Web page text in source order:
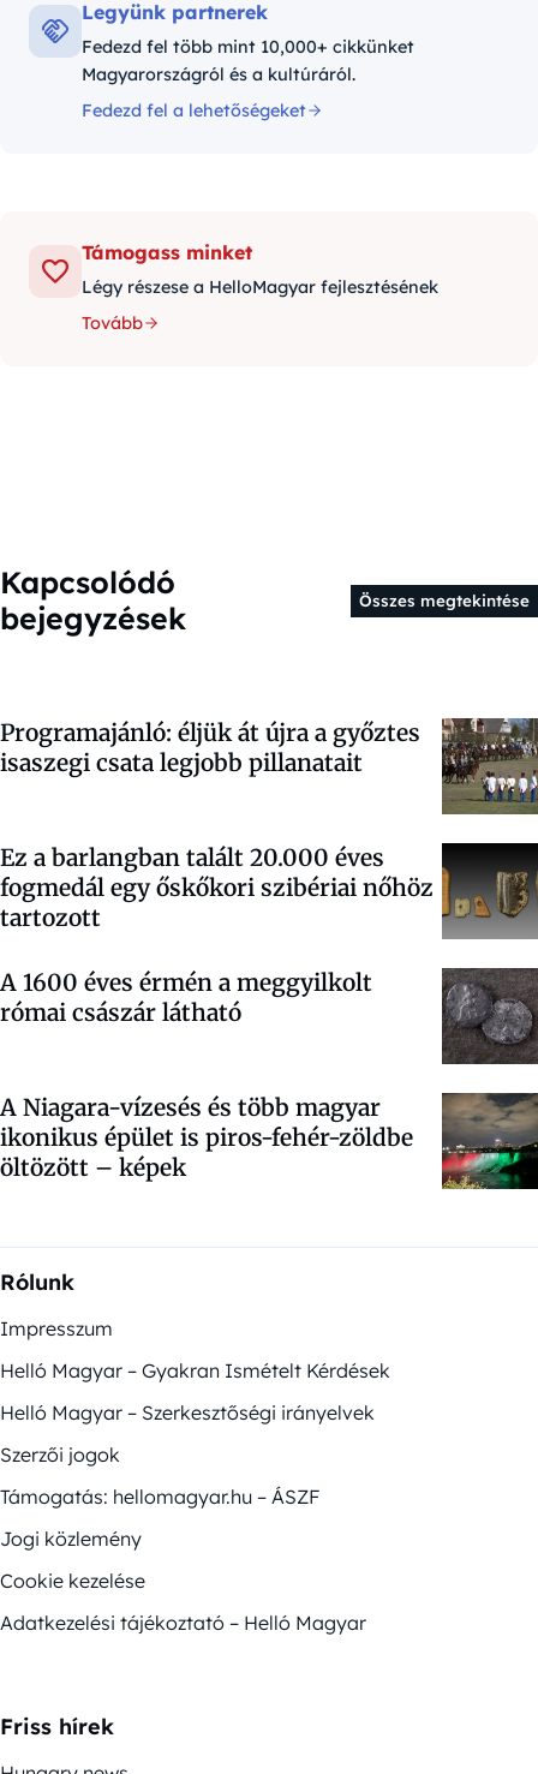
Legyünk partnerek
Fedezd fel több mint 10,000+ cikkünket
Magyarországról és a kultúráról.
Fedezd fel a lehetőségeket
Támogass minket
Légy részese a HelloMagyar fejlesztésének
Tovább
Kapcsolódó
bejegyzések
Összes megtekintése
Programajánló: éljük át újra a győztes
isaszegi csata legjobb pillanatait
Ez a barlangban talált 20.000 éves
fogmedál egy őskőkori szibériai nőhöz
tartozott
A 1600 éves érmén a meggyilkolt
római császár látható
A Niagara-vízesés és több magyar
ikonikus épület is piros-fehér-zöldbe
öltözött – képek
Rólunk
Impresszum
Helló Magyar – Gyakran Ismételt Kérdések
Helló Magyar – Szerkesztőségi irányelvek
Szerzői jogok
Támogatás: hellomagyar.hu – ÁSZF
Jogi közlemény
Cookie kezelése
Adatkezelési tájékoztató – Helló Magyar
Friss hírek